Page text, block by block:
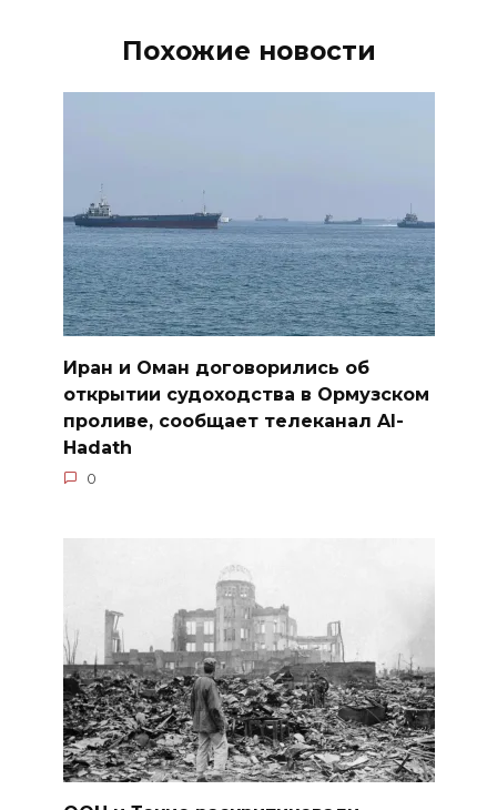
Похожие новости
Иран и Оман договорились об
открытии судоходства в Ормузском
проливе, сообщает телеканал Al-
Hadath
0